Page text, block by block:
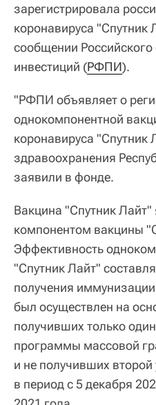
зарегистрировала
коронавируса "Спутник
сообщении
инвестиций (РФПИ).
"РФПИ объявляет о
однокомпонентной
коронавируса
здравоохранения
заявили в фонде.
Вакцина "Спутник
компонентом вакцины
Эффективность
"Спутник Лайт"
получения
был осуществлен на
получивших только
программы массовой
и не получивших
в период с 5 декабря